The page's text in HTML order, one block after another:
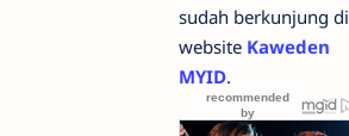
sudah berkunjung di
website Kaweden
MYID.